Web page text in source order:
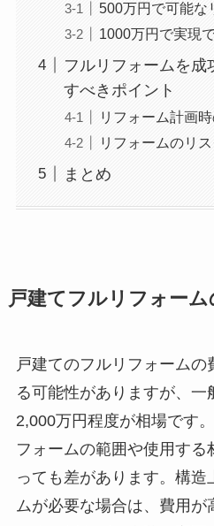
500万円で可能な
1000万円で実現
フルリフォームを成
すべきポイント
リフォーム計画
リフォームのリ
まとめ
戸建てフルリフォーム
戸建てのフルリフォーム
る可能性がありますが、一
2,000万円程度が相場です
フォームの範囲や使用する
っても差があります。構造
ムが必要な場合は、費用が